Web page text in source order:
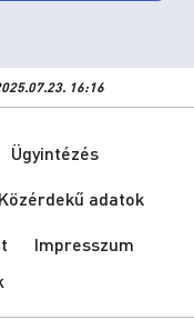
16:16
Ügyintézés
Közérdekű adatok
Impresszum